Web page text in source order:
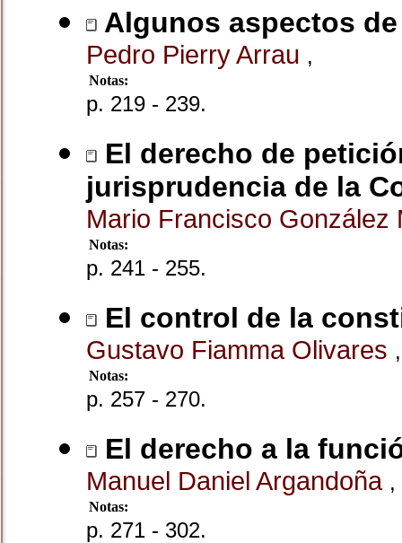
Algunos aspectos
Pedro Pierry Arrau ,
Notas:
p. 219 - 239.
El derecho de
jurisprudencia de la
Mario Francisco
Notas:
p. 241 - 255.
El control de la
Gustavo Fiamma Olivares ,
Notas:
p. 257 - 270.
El derecho a la
Manuel Daniel Argandoña ,
Notas:
p. 271 - 302.